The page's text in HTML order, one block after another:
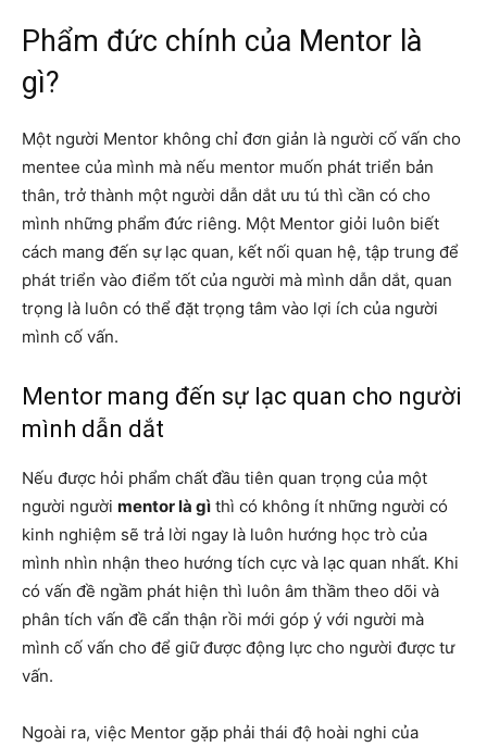
Phẩm đức chính của Mentor là
gì?
Một người Mentor không chỉ đơn giản là người cố vấn cho
mentee của mình mà nếu mentor muốn phát triển bản
thân, trở thành một người dẫn dắt ưu tú thì cần có cho
mình những phẩm đức riêng. Một Mentor giỏi luôn biết
cách mang đến sự lạc quan, kết nối quan hệ, tập trung để
phát triển vào điểm tốt của người mà mình dẫn dắt, quan
trọng là luôn có thể đặt trọng tâm vào lợi ích của người
mình cố vấn.
Mentor mang đến sự lạc quan cho người
mình dẫn dắt
Nếu được hỏi phẩm chất đầu tiên quan trọng của một
người người mentor là gì thì có không ít những người có
kinh nghiệm sẽ trả lời ngay là luôn hướng học trò của
mình nhìn nhận theo hướng tích cực và lạc quan nhất. Khi
có vấn đề ngầm phát hiện thì luôn âm thầm theo dõi và
phân tích vấn đề cẩn thận rồi mới góp ý với người mà
mình cố vấn cho để giữ được động lực cho người được tư
vấn.
Ngoài ra, việc Mentor gặp phải thái độ hoài nghi của